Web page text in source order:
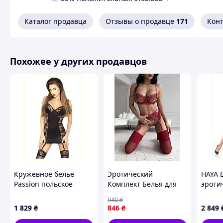
Дополните его сексуальными чулками.
Характеристики:
Материал – полиэстер, эластан, полиамид
Размер - S/M
Штрихкод: 5908305956426
Похожие товары по характеристикам
Каталог продавца Отзывы о продавце 171
Похожее у других продавцов
Кружевное белье
Passion польское
9P5C6783E
1 829 ₴
Эротический
Комплект Белья для
Сексуальный
Бюстгальтер Трусики и
846 ₴
940₴
HAYA
цвета
2 849